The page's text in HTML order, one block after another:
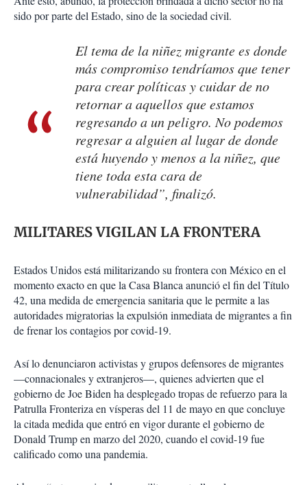
sido por parte del Estado, sino de la sociedad civil.
El tema de la niñez migrante es donde
más compromiso tendríamos que tener
para crear políticas y cuidar de no
retornar a aquellos que estamos
regresando a un peligro. No podemos
regresar a alguien al lugar de donde
está huyendo y menos a la niñez, que
tiene toda esta cara de
vulnerabilidad”, finalizó.
MILITARES VIGILAN LA FRONTERA
Estados Unidos está militarizando su frontera con México en el
momento exacto en que la Casa Blanca anunció el fin del Título
42, una medida de emergencia sanitaria que le permite a las
autoridades migratorias la expulsión inmediata de migrantes a fin
de frenar los contagios por covid-19.
Así lo denunciaron activistas y grupos defensores de migrantes
—connacionales y extranjeros—, quienes advierten que el
gobierno de Joe Biden ha desplegado tropas de refuerzo para la
Patrulla Fronteriza en vísperas del 11 de mayo en que concluye
la citada medida que entró en vigor durante el gobierno de
Donald Trump en marzo del 2020, cuando el covid-19 fue
calificado como una pandemia.